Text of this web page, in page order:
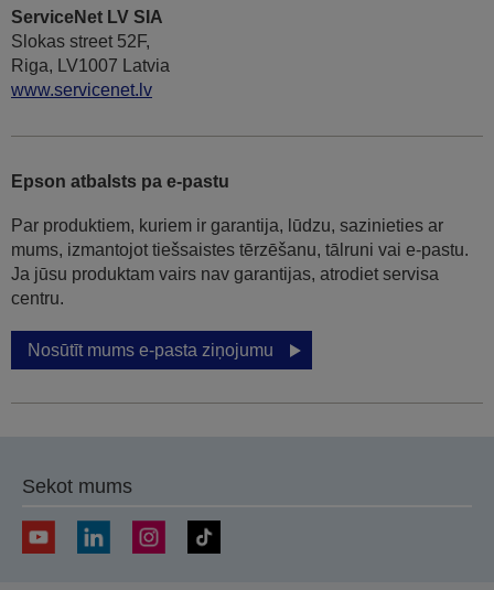
ServiceNet LV SIA
Slokas street 52F,
Riga, LV1007 Latvia
www.servicenet.lv
Epson atbalsts pa e-pastu
Par produktiem, kuriem ir garantija, lūdzu, sazinieties ar
mums, izmantojot tiešsaistes tērzēšanu, tālruni vai e-pastu.
Ja jūsu produktam vairs nav garantijas, atrodiet servisa
centru.
Nosūtīt mums e-pasta ziņojumu
Sekot mums